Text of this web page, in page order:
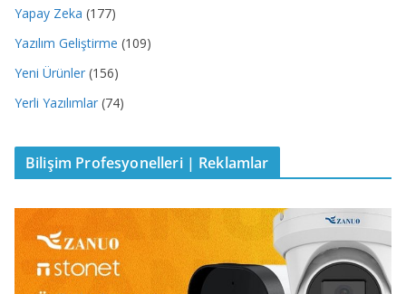
Yapay Zeka (177)
Yazılım Geliştirme (109)
Yeni Ürünler (156)
Yerli Yazılımlar (74)
Bilişim Profesyonelleri | Reklamlar